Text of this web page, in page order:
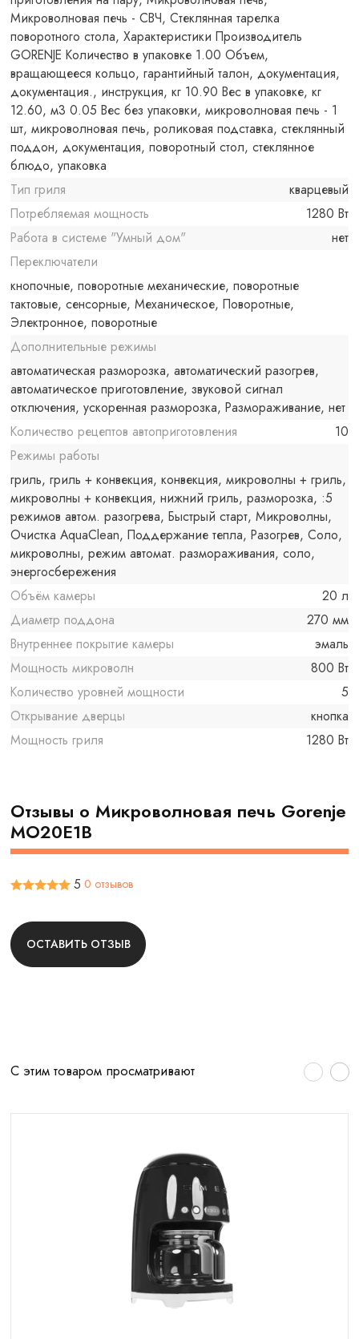
Микроволновая печь - СВЧ, Стеклянная тарелка
поворотного стола, Характеристики Производитель
GORENJE Количество в упаковке 1.00 Объем,
вращающееся кольцо, гарантийный талон, документация,
документация., инструкция, кг 10.90 Вес в упаковке, кг
12.60, м3 0.05 Вес без упаковки, микроволновая печь - 1
шт, микроволновая печь, роликовая подставка, стеклянный
поддон, документация, поворотный стол, стеклянное
блюдо, упаковка
Тип гриля
кварцевый
Потребляемая мощность
1280 Вт
Работа в системе "Умный дом"
нет
Переключатели
кнопочные, поворотные механические, поворотные
тактовые, сенсорные, Механическое, Поворотные,
Электронное, поворотные
Дополнительные режимы
автоматическая разморозка, автоматический разогрев,
автоматическое приготовление, звуковой сигнал
отключения, ускоренная разморозка, Размораживание, нет
Количество рецептов автоприготовления
10
Режимы работы
гриль, гриль + конвекция, конвекция, микроволны + гриль,
микроволны + конвекция, нижний гриль, разморозка, :5
режимов автом. разогрева, Быстрый старт, Микроволны,
Очистка AquaClean, Поддержание тепла, Разогрев, Соло,
микроволны, режим автомат. размораживания, соло,
энергосбережения
Объём камеры
20 л
Диаметр поддона
270 мм
Внутреннее покрытие камеры
эмаль
Мощность микроволн
800 Вт
Количество уровней мощности
5
Открывание дверцы
кнопка
Мощность гриля
1280 Вт
Отзывы о Микроволновая печь Gorenje
MO20E1B
5 0 отзывов
ОСТАВИТЬ ОТЗЫВ
С этим товаром просматривают